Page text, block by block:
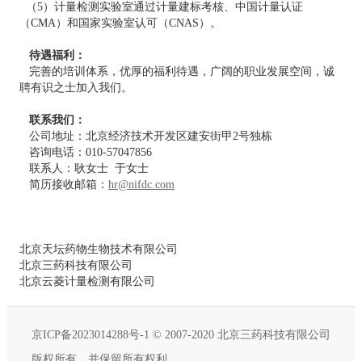
（5）计量检测实验室通过计量建标考核、中国计量认证
（CMA）和国家实验室认可（CNAS）。
待遇福利：
完善的培训体系，优厚的福利待遇，广阔的职业发展空间，诚
聘有识之士加入我们。
联系我们：
公司地址：北京经济技术开发区建安街甲2号独栋
咨询电话：010-57047856
联系人：耿女士 于女士
简历接收邮箱： hr@nifdc.com
北京天坛药物生物技术有限公司
北京三药科技有限公司
北京云菱计量检测有限公司
京ICP备2023014288号-1 © 2007-2020 北京三药科技有限公司